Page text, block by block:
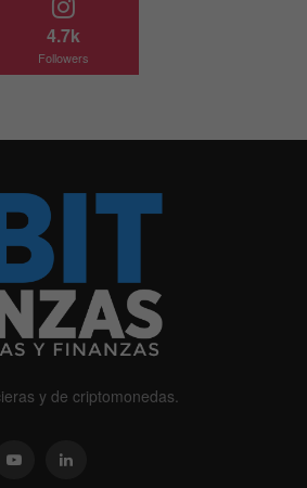
4.7k
Followers
y de criptomonedas.